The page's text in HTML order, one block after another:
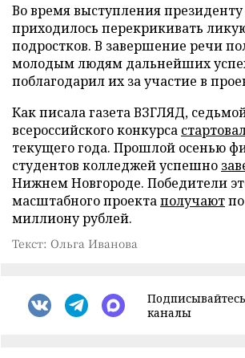
Во время выступления
приходилось перекрикивать
подростков. В завершение речи
молодым людям дальнейших
поблагодарил их за участие в
Как писала газета ВЗГЛЯД,
всероссийского конкурса
текущего года. Прошлой осенью
студентов колледжей успешно
Нижнем Новгороде. Победители
масштабного проектаполучают
миллиону рублей.
Текст: Ольга Иванова
каналы